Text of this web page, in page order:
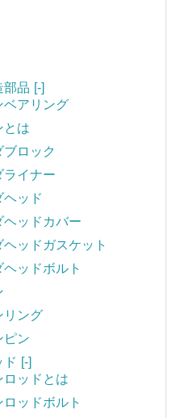
部品 [-]
ベアリング
とは
ブロック
ライナー
ヘッド
ヘッドカバー
ヘッドガスケット
ヘッドボルト
リング
ピン
ド [-]
ロッドとは
ロッドボルト